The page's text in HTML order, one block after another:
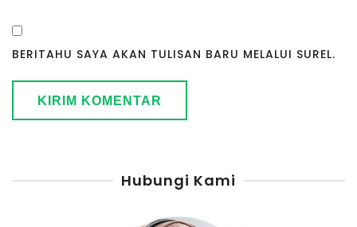
BERITAHU SAYA AKAN TULISAN BARU MELALUI SUREL.
Hubungi Kami